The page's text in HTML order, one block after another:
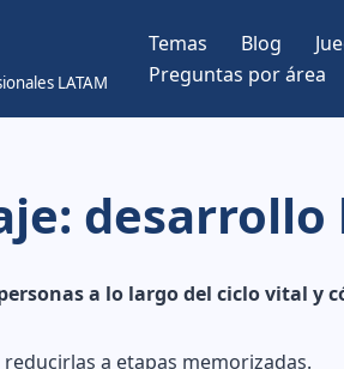
LATAM
Temas Blog
Preguntas por área
a lo largo del ciclo vital
a etapas memorizadas.